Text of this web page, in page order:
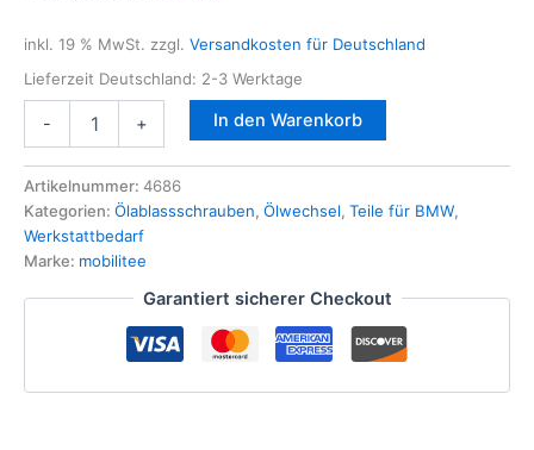
inkl. 19 % MwSt. zzgl. Versandkosten für Deutschland
Lieferzeit Deutschland: 2-3 Werktage
-
Ölablassschraube
17mm
für
BMW
N40
N43
M62
+ In den Warenkorb
Artikelnummer: 4686
Kategorien: Ölablassschrauben, Ölwechsel, Teile für BMW,
Werkstattbedarf
Marke: mobilitee
Garantiert sicherer Checkout